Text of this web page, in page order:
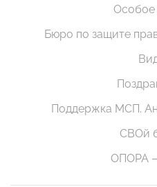
Особое
Бюро по защите
Поддержка МСП.
СВОй
ОПОРА